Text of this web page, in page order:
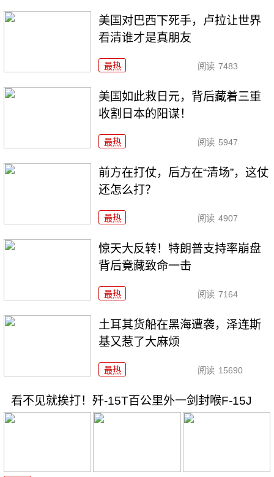
美国对巴西下死手，卢拉让世界
看清谁才是真朋友
最热 阅读 7483
美国如此救日元，背后藏着三重
收割日本的阳谋！
最热 阅读 5947
前方在打仗，后方在“清场”，这仗
还怎么打？
最热 阅读 4907
惊天大反转！特朗普支持率崩盘
背后竟藏致命一击
最热 阅读 7164
土耳其货船在黑海遭袭，泽连斯
基又惹了大麻烦
最热 阅读 15690
看不见就挨打！歼-15T百公里外一剑封喉F-15J